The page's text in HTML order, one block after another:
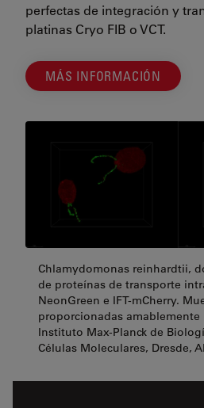
perfectas de integración y
platinas Cryo FIB o VCT.
MÁS INFORMACIÓN
Chlamydomonas reinhardtii,
de proteínas de transporte
NeonGreen e IFT-mCherry.
proporcionadas
Instituto Max-Planck de
Células Moleculares, Dresde,